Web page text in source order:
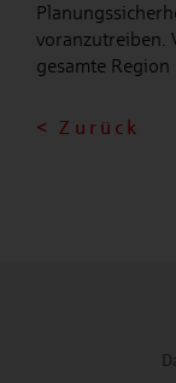
voranzutreiben.
gesamte
< Zurück